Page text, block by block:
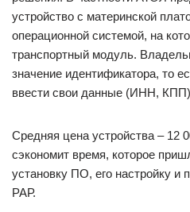
устройство с материнской
операционной системой, на
транспортный модуль.
значение идентификатора, то
ввести свои данные (ИНН, КПП)
Средняя цена устройства – 12
сэкономит время, которое
установку ПО, его настройку и
РАР.